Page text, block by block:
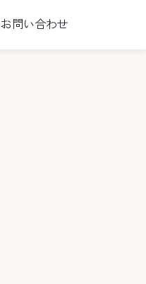
お問い合わせ